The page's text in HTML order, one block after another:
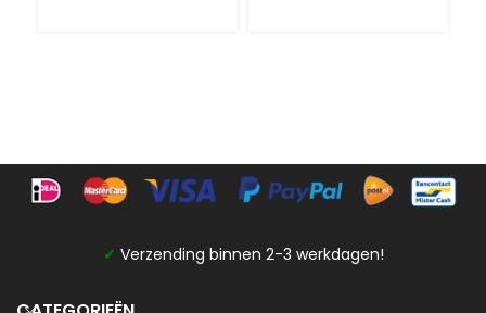
✓ Verzending binnen 2-3 werkdagen!